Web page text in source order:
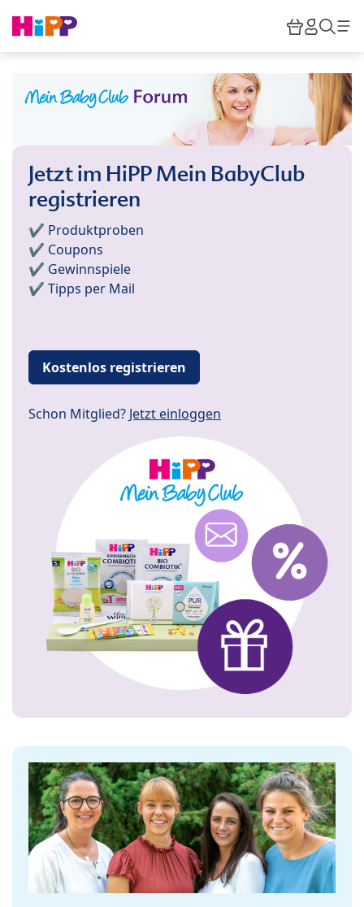
HiPP
Jetzt im HiPP Mein BabyClub
registrieren
✔️ Produktproben
✔️ Coupons
✔️ Gewinnspiele
✔️ Tipps per Mail
Kostenlos registrieren
Schon Mitglied? Jetzt einloggen